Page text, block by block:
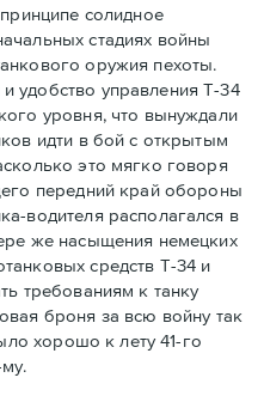
солидное
стадиях войны
оружия пехоты.
удобство управления Т-34
уровня, что вынуждали
идти в бой с открытым
это мягко говоря
передний край обороны
водителя располагался в
же насыщения немецких
средств Т-34 и
требованиям к танку
броня за всю войну так
хорошо к лету 41-го